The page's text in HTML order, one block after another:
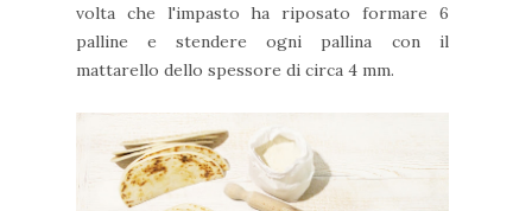
volta che l'impasto ha riposato formare 6
palline e stendere ogni pallina con il
mattarello dello spessore di circa 4 mm.